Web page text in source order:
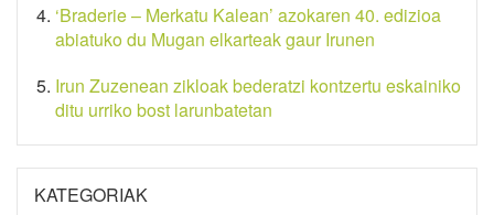
‘Braderie – Merkatu Kalean’ azokaren 40. edizioa
abiatuko du Mugan elkarteak gaur Irunen
Irun Zuzenean zikloak bederatzi kontzertu eskainiko
ditu urriko bost larunbatetan
KATEGORIAK